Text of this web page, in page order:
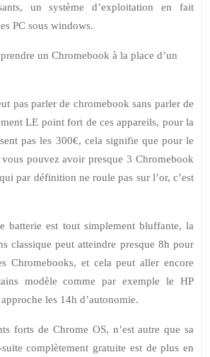
un système d’exploitation en fait
PC sous windows.
un Chromebook à la place d’un
pas parler de chromebook sans parler de
LE point fort de ces appareils, pour la
pas les 300€, cela signifie que pour le
pouvez avoir presque 3 Chromebook
par définition ne roule pas sur l’or, c’est
batterie est tout simplement bluffante, la
classique peut atteindre presque 8h pour
Chromebooks, et cela peut aller encore
modèle comme par exemple le HP
les 14h d’autonomie.
forts de Chrome OS, n’est autre que sa
complètement gratuite est de plus en